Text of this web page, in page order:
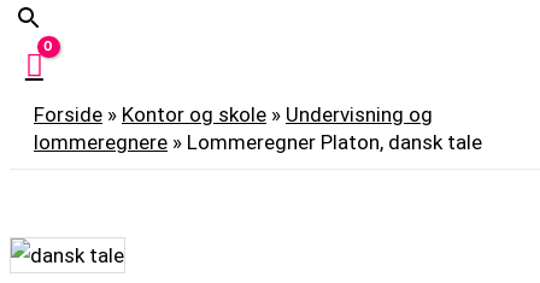
Forside » Kontor og skole » Undervisning og
lommeregnere » Lommeregner Platon, dansk tale